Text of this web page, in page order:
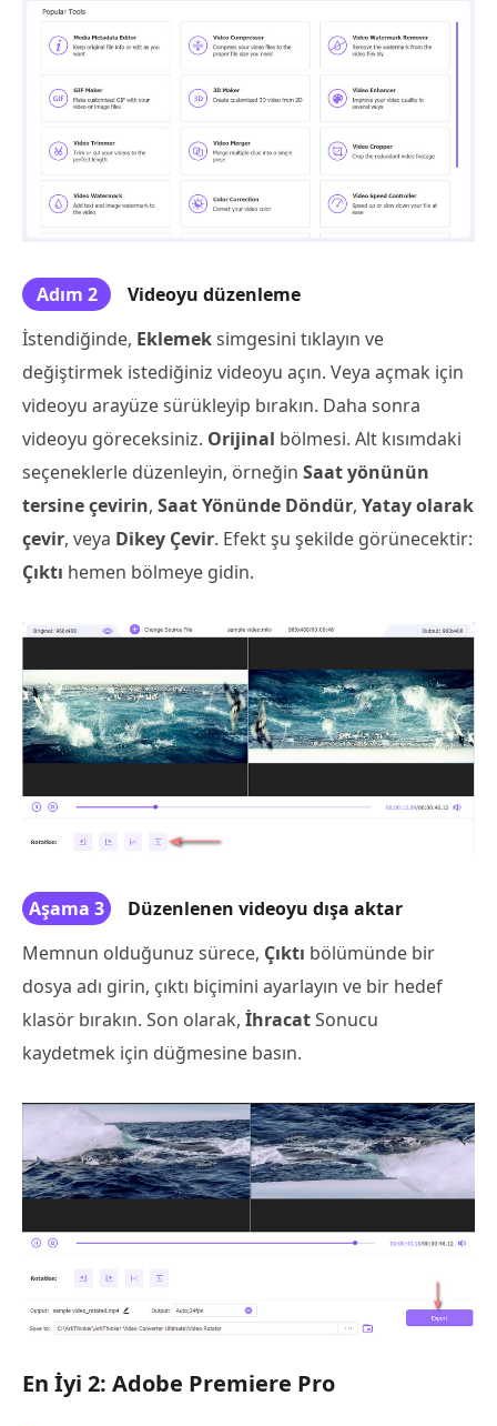
Adım 2
Videoyu düzenleme
İstendiğinde, Eklemeksimgesini tıklayın ve
değiştirmek istediğiniz videoyu açın. Veya açmak için
videoyu arayüze sürükleyip bırakın. Daha sonra
videoyu göreceksiniz. Orijinal bölmesi. Alt kısımdaki
seçeneklerle düzenleyin, örneğin Saat yönünün
tersine çevirin, Saat Yönünde Döndür, Yatay olarak
çevir, veya Dikey Çevir. Efekt şu şekilde görünecektir:
Çıktı hemen bölmeye gidin.
Aşama 3
Düzenlenen videoyu dışa aktar
Memnun olduğunuz sürece, Çıktı bölümünde bir
dosya adı girin, çıktı biçimini ayarlayın ve bir hedef
klasör bırakın. Son olarak, İhracatSonucu
kaydetmek için düğmesine basın.
En İyi 2: Adobe Premiere Pro